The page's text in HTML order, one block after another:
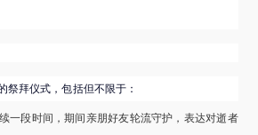
祭拜仪式，包括但不限于：
一段时间，期间亲朋好友轮流守护，表达对逝者